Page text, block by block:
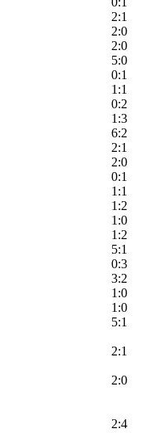
2:1
2:0
2:0
5:0
0:1
1:1
0:2
1:3
6:2
2:1
2:0
0:1
1:1
1:2
1:0
1:2
5:1
0:3
3:2
1:0
1:0
5:1
2:1
2:0
2:4